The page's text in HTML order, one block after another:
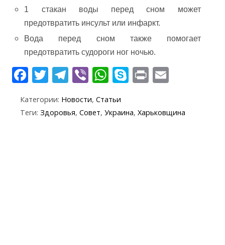
1 стакан воды перед сном может
предотвратить инсульт или инфаркт.
Вода перед сном также помогает
предотвратить судороги ног ночью.
F
e
T
itt
er
T
e
gr
Vi
er
W
at
s
S
y
p
Pr
t ai
l
Категории: Новости, Статьи
Теги: Здоровья, Совет, Украина, Харьковщина